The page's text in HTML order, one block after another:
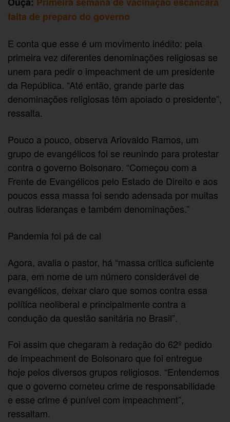
falta de preparo do governo
E conta que esse é um movimento inédito: pela
primeira vez diferentes denominações religiosas se
unem para pedir o impeachment de um presidente
da República. “Até então, grande parte das
denominações religiosas têm apoiado o presidente”,
ressalta.
Pouco a pouco, observa Ariovaldo Ramos, um
grupo de evangélicos foi se reunindo para protestar
contra o governo Bolsonaro. “Começou com a
Frente de Evangélicos pelo Estado de Direito e aos
poucos essa massa foi sendo adensada por muitas
outras lideranças e também denominações.”
Pandemia foi pá de cal
Agora, avalia o pastor, há “massa crítica suficiente
para, em nome de um número considerável de
evangélicos, deixar claro que somos contra essa
política neoliberal e principalmente contra a
condução da questão sanitária no Brasil”.
Foi assim que chegaram à redação do 62º pedido
de impeachment de Bolsonaro que foi entregue
hoje pelos diversos grupos religiosos. “Entendemos
que o governo cometeu crime de responsabilidade
e esse crime é punível com impeachment”,
ressaltam.